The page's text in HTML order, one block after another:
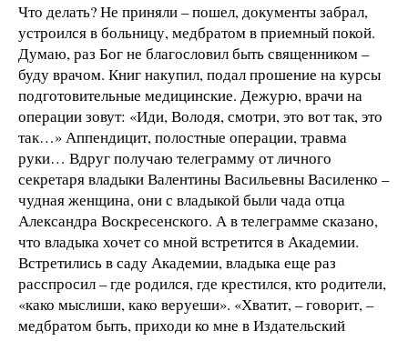
Что делать? Не приняли – пошел, документы забрал,
устроился в больницу, медбратом в приемный покой.
Думаю, раз Бог не благословил быть священником –
буду врачом. Книг накупил, подал прошение на курсы
подготовительные медицинские. Дежурю, врачи на
операции зовут: «Иди, Володя, смотри, это вот так, это
так…» Аппендицит, полостные операции, травма
руки… Вдруг получаю телеграмму от личного
секретаря владыки Валентины Васильевны Василенко –
чудная женщина, они с владыкой были чада отца
Александра Воскресенского. А в телеграмме сказано,
что владыка хочет со мной встретится в Академии.
Встретились в саду Академии, владыка еще раз
расспросил – где родился, где крестился, кто родители,
«како мыслиши, како веруеши». «Хватит, – говорит, –
медбратом быть, приходи ко мне в Издательский